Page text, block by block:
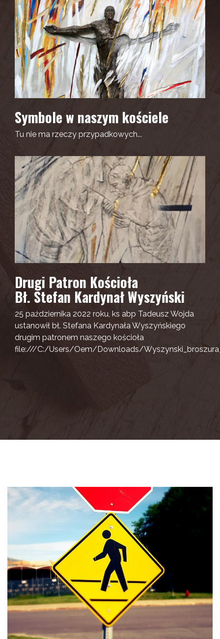
Symbole w naszym kościele
Tu nie ma rzeczy przypadkowych...
Drugi Patron Kościoła
Bł. Stefan Kardynał Wyszyński
25 października 2022 roku, ks abp Tadeusz Wojda
ustanowił bł. Stefana Kardynała Wyszyńskiego
drugim patronem naszego kościoła
file:///C:/Users/Oem/Downloads/